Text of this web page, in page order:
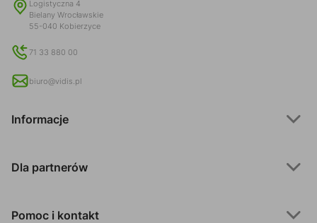
Logistyczna 4
Bielany Wrocławskie
55-040 Kobierzyce
71 33 880 00
biuro@vidis.pl
Informacje
Dla partnerów
Pomoc i kontakt